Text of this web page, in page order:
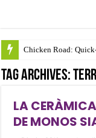
Chicken Road:
Tag Archives:
LA
DE MONOS